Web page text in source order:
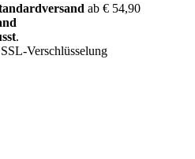
ab € 54,90
.
Verschlüsselung